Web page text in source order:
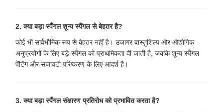
2. क्या बड़ा स्पैंगल शून्य स्पैंगल से बेहतर है?
कोई भी सार्वभौमिक रूप से बेहतर नहीं है। उजागर वास्तुशिल्प और औद्योगिक
अनुप्रयोगों के लिए बड़े स्पैंगल को प्राथमिकता दी जाती है, जबकि शून्य स्पैंगल
पेंटिंग और सजावटी परिष्करण के लिए आदर्श है।
3. क्या बड़ा स्पैंगल संक्षारण प्रतिरोध को प्रभावित करता है?